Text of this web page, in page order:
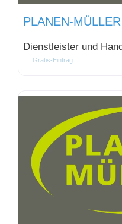
Gratis-Eintrag